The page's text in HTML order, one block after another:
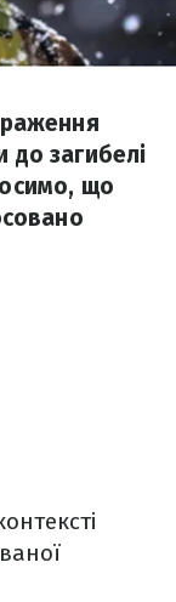
до загибелі
що